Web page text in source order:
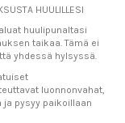
HUULILLESI
huulipunaltasi
taikaa. Tämä ei
yhdessä hylsyssä.
luonnonvahat,
pysyy paikoillaan